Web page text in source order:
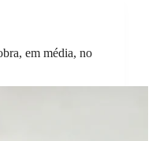
em média, no